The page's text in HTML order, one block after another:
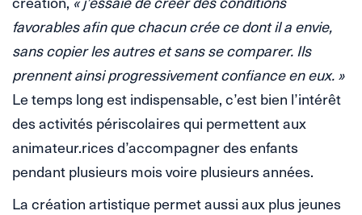
favorables afin que chacun crée ce dont il a envie,
sans copier les autres et sans se comparer. Ils
prennent ainsi progressivement confiance en eux. »
Le temps long est indispensable, c’est bien l’intérêt
des activités périscolaires qui permettent aux
animateur.rices d’accompagner des enfants
pendant plusieurs mois voire plusieurs années.
La création artistique permet aussi aux plus jeunes